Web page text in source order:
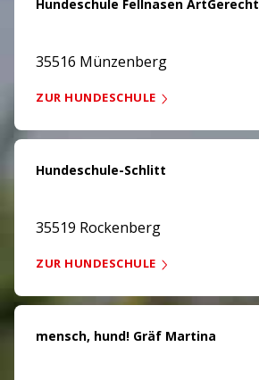
Hundeschule Fellnasen ArtGerecht
35516 Münzenberg
ZUR HUNDESCHULE
Hundeschule-Schlitt
35519 Rockenberg
ZUR HUNDESCHULE
mensch, hund! Gräf Martina